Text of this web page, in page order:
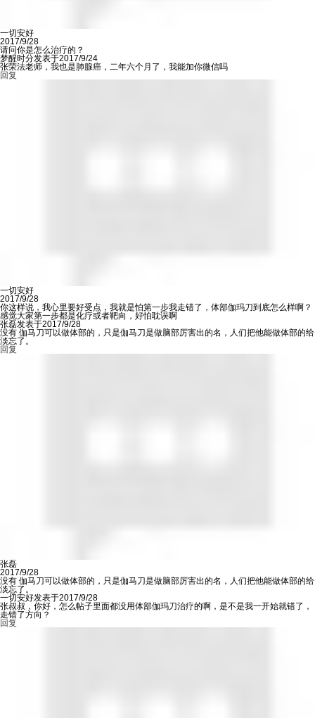
一切安好
2017/9/28
请问你是怎么治疗的？
梦醒时分发表于2017/9/24
张荣法老师，我也是肺腺癌，二年六个月了，我能加你微信吗
回复
一切安好
2017/9/28
你这样说，我心里要好受点，我就是怕第一步我走错了，体部伽玛刀到底怎么样啊？
感觉大家第一步都是化疗或者靶向，好怕耽误啊
张磊发表于2017/9/28
没有 伽马刀可以做体部的，只是伽马刀是做脑部厉害出的名，人们把他能做体部的给
淡忘了。
回复
张磊
2017/9/28
没有 伽马刀可以做体部的，只是伽马刀是做脑部厉害出的名，人们把他能做体部的给
淡忘了。
一切安好发表于2017/9/28
张叔叔，你好，怎么帖子里面都没用体部伽玛刀治疗的啊，是不是我一开始就错了，
走错了方向？
回复